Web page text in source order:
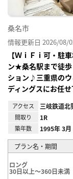
桑名市
情報更新日 2026/08/
【ＷｉＦｉ可・駐
ン★桑名駅まで徒
ション♪三重県の
ディングスにお任せ
アクセス 三岐鉄道北
間取り 1R
築年数 1995年 3月
プラン名・期間
ロング
30日以上～360日未満